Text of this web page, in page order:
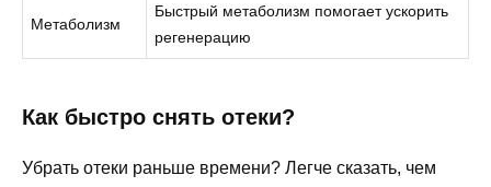
Метаболизм
Быстрый метаболизм помогает ускорить
регенерацию
Как быстро снять отеки?
Убрать отеки раньше времени? Легче сказать, чем